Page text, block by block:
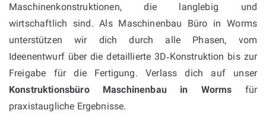
Maschinenkonstruktionen, die langlebig und
wirtschaftlich sind. Als Maschinenbau Büro in Worms
unterstützen wir dich durch alle Phasen, vom
Ideenentwurf über die detaillierte 3D‑Konstruktion bis zur
Freigabe für die Fertigung. Verlass dich auf unser
Konstruktionsbüro Maschinenbau in Worms für
praxistaugliche Ergebnisse.